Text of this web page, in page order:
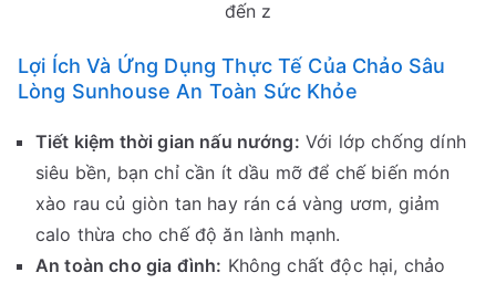
đến z
Lợi Ích Và Ứng Dụng Thực Tế Của Chảo Sâu
Lòng Sunhouse An Toàn Sức Khỏe
Tiết kiệm thời gian nấu nướng: Với lớp chống dính
siêu bền, bạn chỉ cần ít dầu mỡ để chế biến món
xào rau củ giòn tan hay rán cá vàng ươm, giảm
calo thừa cho chế độ ăn lành mạnh.
An toàn cho gia đình: Không chất độc hại, chảo